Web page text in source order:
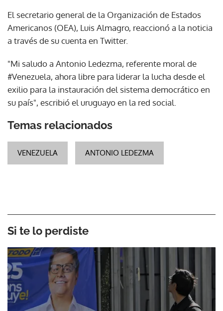
El secretario general de la Organización de Estados
Americanos (OEA), Luis Almagro, reaccionó a la noticia
a través de su cuenta en Twitter.
"Mi saludo a Antonio Ledezma, referente moral de
#Venezuela, ahora libre para liderar la lucha desde el
exilio para la instauración del sistema democrático en
su país", escribió el uruguayo en la red social.
Temas relacionados
VENEZUELA ANTONIO LEDEZMA
Si te lo perdiste